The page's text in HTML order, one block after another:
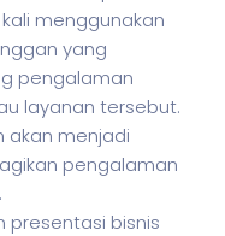
menggunakan
yang
pengalaman
layanan tersebut.
akan menjadi
pengalaman
presentasi bisnis